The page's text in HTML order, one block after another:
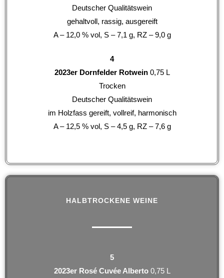
Deutscher Qualitätswein
gehaltvoll, rassig, ausgereift
A – 12,0 % vol, S – 7,1 g, RZ – 9,0 g
4
2023er Dornfelder Rotwein0,75 L
Trocken
Deutscher Qualitätswein
im Holzfass gereift, vollreif, harmonisch
A – 12,5 % vol, S – 4,5 g, RZ – 7,6 g
HALBTROCKENE WEINE
5
2023er Rosé Cuvée Alberto0,75 L